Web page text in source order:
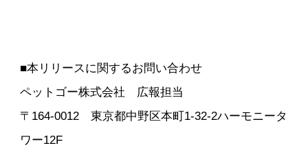
■本リリースに関するお問い合わせ
ペットゴー株式会社 広報担当
〒164-0012 東京都中野区本町1-32-2ハーモニータ
ワー12F